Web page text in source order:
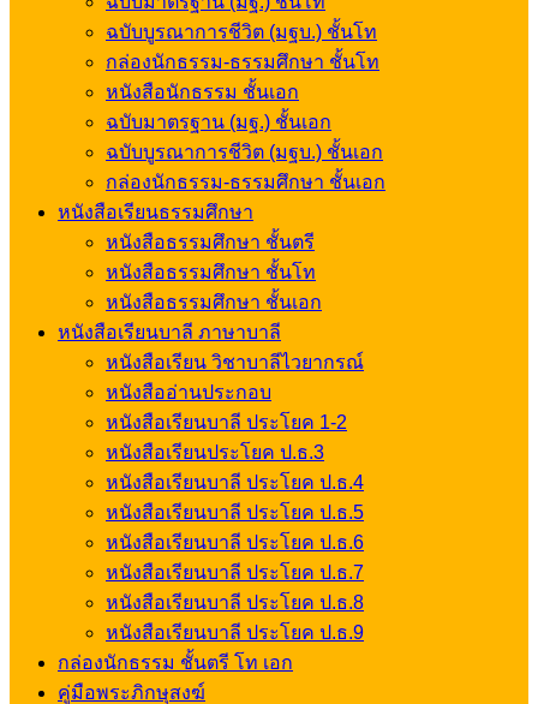
ฉบับบูรณาการชีวิต (มฐบ.) ชั้นโท
กล่องนักธรรม-ธรรมศึกษา ชั้นโท
หนังสือนักธรรม ชั้นเอก
ฉบับมาตรฐาน (มฐ.) ชั้นเอก
ฉบับบูรณาการชีวิต (มฐบ.) ชั้นเอก
กล่องนักธรรม-ธรรมศึกษา ชั้นเอก
หนังสือเรียนธรรมศึกษา
หนังสือธรรมศึกษา ชั้นตรี
หนังสือธรรมศึกษา ชั้นโท
หนังสือธรรมศึกษา ชั้นเอก
หนังสือเรียนบาลี ภาษาบาลี
หนังสือเรียน วิชาบาลีไวยากรณ์
หนังสืออ่านประกอบ
หนังสือเรียนบาลี ประโยค 1-2
หนังสือเรียนประโยค ป.ธ.3
หนังสือเรียนบาลี ประโยค ป.ธ.4
หนังสือเรียนบาลี ประโยค ป.ธ.5
หนังสือเรียนบาลี ประโยค ป.ธ.6
หนังสือเรียนบาลี ประโยค ป.ธ.7
หนังสือเรียนบาลี ประโยค ป.ธ.8
หนังสือเรียนบาลี ประโยค ป.ธ.9
กล่องนักธรรม ชั้นตรี โท เอก
คู่มือพระภิกษุสงฆ์